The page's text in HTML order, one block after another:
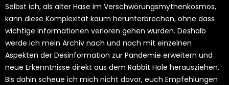
Selbst ich, als alter Hase im Verschwörungsmythenkosmos,
kann diese Komplexität kaum herunterbrechen, ohne dass
wichtige Informationen verloren gehen würden. Deshalb
werde ich mein Archiv nach und nach mit einzelnen
Aspekten der Desinformation zur Pandemie erweitern und
neue Erkenntnisse direkt aus dem Rabbit Hole herausziehen.
Bis dahin scheue ich mich nicht davor, euch Empfehlungen